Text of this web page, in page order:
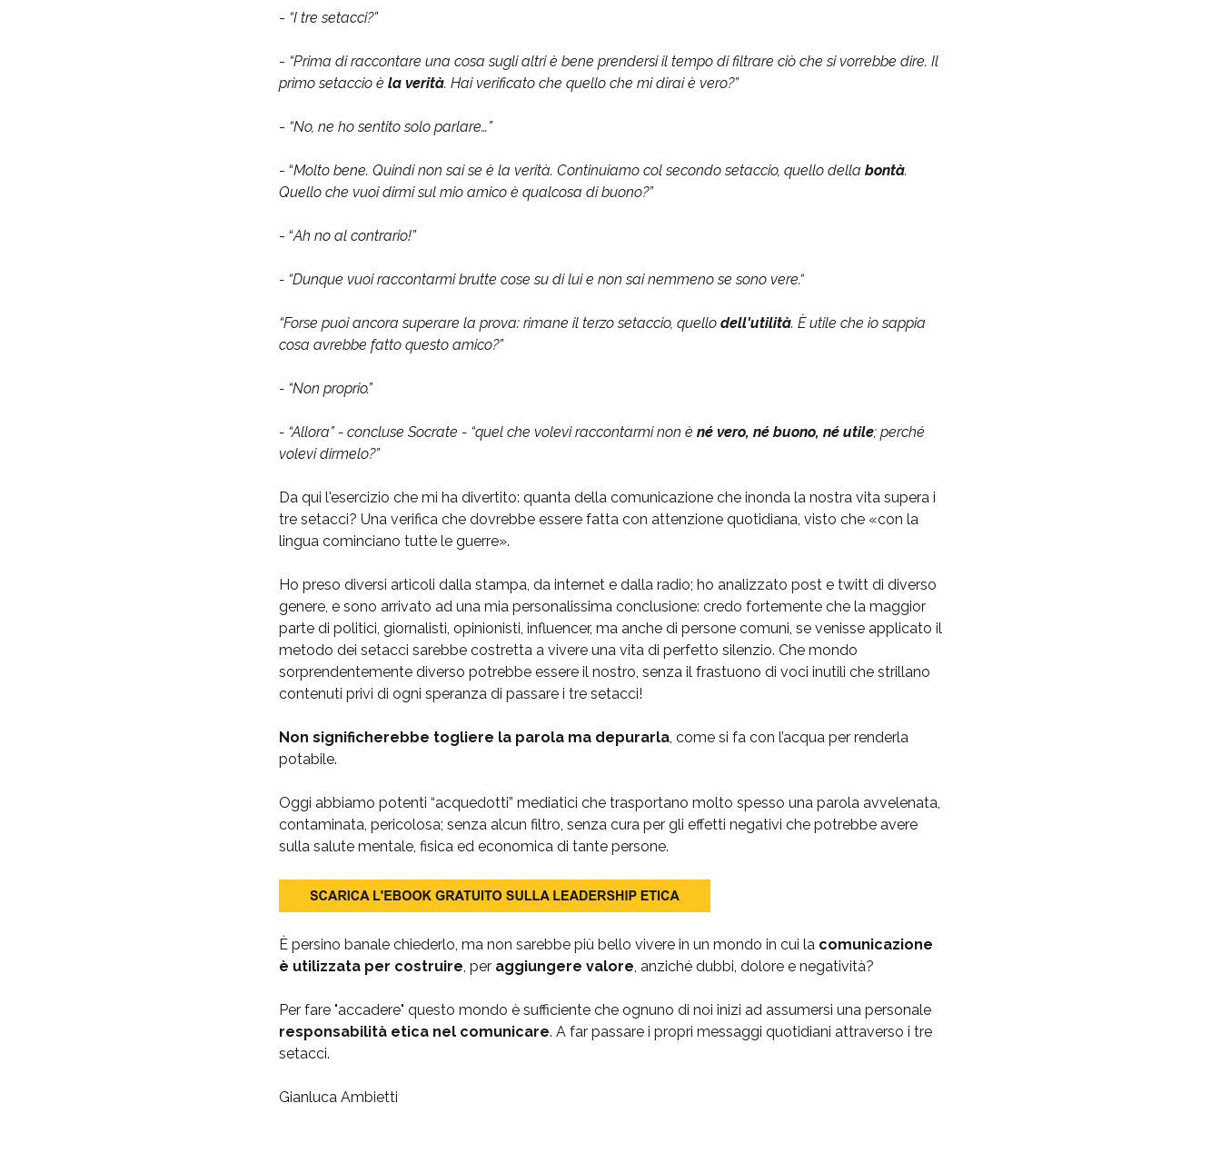
- “I tre setacci?”
- “Prima di raccontare una cosa sugli altri è bene prendersi il tempo di filtrare ciò che si vorrebbe dire. Il
primo setaccio è la verità. Hai verificato che quello che mi dirai è vero?”
- “No, ne ho sentito solo parlare…”
- “Molto bene. Quindi non sai se è la verità. Continuiamo col secondo setaccio, quello della bontà.
Quello che vuoi dirmi sul mio amico è qualcosa di buono?”
- “Ah no al contrario!”
- “Dunque vuoi raccontarmi brutte cose su di lui e non sai nemmeno se sono vere.“
“Forse puoi ancora superare la prova: rimane il terzo setaccio, quello dell'utilità. È utile che io sappia
cosa avrebbe fatto questo amico?”
- “Non proprio.”
- “Allora” - concluse Socrate - “quel che volevi raccontarmi non è né vero, né buono, né utile; perché
volevi dirmelo?”
Da qui l'esercizio che mi ha divertito: quanta della comunicazione che inonda la nostra vita supera i
tre setacci? Una verifica che dovrebbe essere fatta con attenzione quotidiana, visto che «con la
lingua cominciano tutte le guerre».
Ho preso diversi articoli dalla stampa, da internet e dalla radio; ho analizzato post e twitt di diverso
genere, e sono arrivato ad una mia personalissima conclusione: credo fortemente che la maggior
parte di politici, giornalisti, opinionisti, influencer, ma anche di persone comuni, se venisse applicato il
metodo dei setacci sarebbe costretta a vivere una vita di perfetto silenzio. Che mondo
sorprendentemente diverso potrebbe essere il nostro, senza il frastuono di voci inutili che strillano
contenuti privi di ogni speranza di passare i tre setacci!
Non significherebbe togliere la parola ma depurarla, come si fa con l’acqua per renderla
potabile.
Oggi abbiamo potenti “acquedotti” mediatici che trasportano molto spesso una parola avvelenata,
contaminata, pericolosa; senza alcun filtro, senza cura per gli effetti negativi che potrebbe avere
sulla salute mentale, fisica ed economica di tante persone.
È persino banale chiederlo, ma non sarebbe più bello vivere in un mondo in cui la comunicazione
è utilizzata per costruire, per aggiungere valore, anziché dubbi, dolore e negatività?
Per fare "accadere" questo mondo è sufficiente che ognuno di noi inizi ad assumersi una personale
responsabilità etica nel comunicare. A far passare i propri messaggi quotidiani attraverso i tre
setacci.
Gianluca Ambietti